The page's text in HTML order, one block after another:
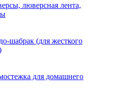
люверсная лента,
шабрак (для жесткого
для домашнего